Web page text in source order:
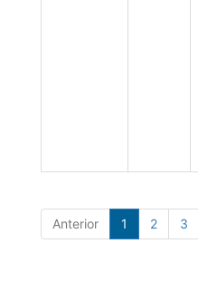
Anterior 1 2 3